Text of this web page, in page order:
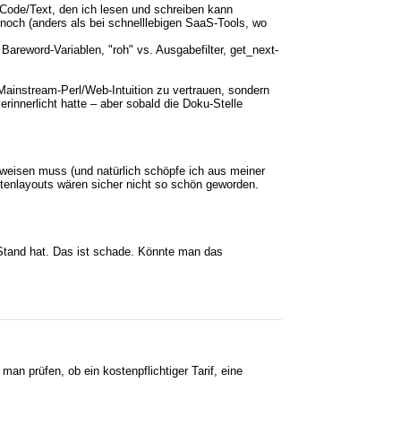
Text, den ich lesen und schreiben kann
(anders als bei schnelllebigen SaaS-Tools, wo
Variablen, "roh" vs. Ausgabefilter, get_next-
Perl/Web-Intuition zu vertrauen, sondern
hatte – aber sobald die Doku-Stelle
muss (und natürlich schöpfe ich aus meiner
wären sicher nicht so schön geworden.
hat. Das ist schade. Könnte man das
prüfen, ob ein kostenpflichtiger Tarif, eine